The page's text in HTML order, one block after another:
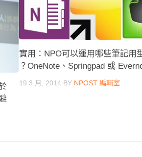
實用：NPO可以運用哪些筆記用
？OneNote、Springpad 或
19 3 月, 2014 BY NPOST 編輯室